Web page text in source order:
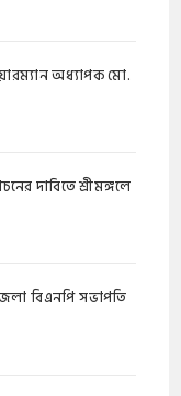
অধ্যাপক মো.
দাবিতে শ্রীমঙ্গলে
বিএনপি সভাপতি